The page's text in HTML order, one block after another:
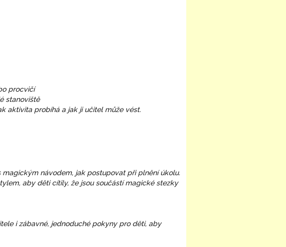
procvičí
stanoviště
aktivita probíhá a jak ji učitel může vést.
návodem, jak postupovat při plnění úkolu.
aby děti cítily, že jsou součástí magické stezky
i zábavné, jednoduché pokyny pro děti, aby